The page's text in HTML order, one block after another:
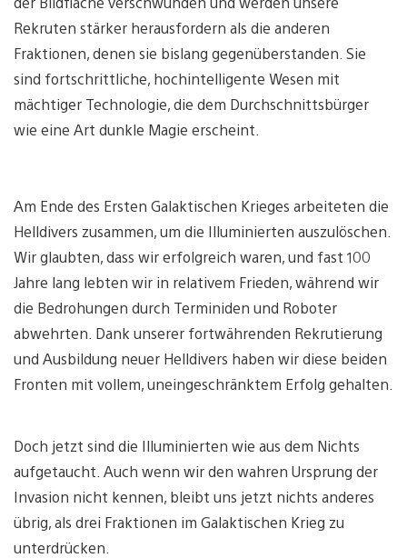
Rekruten stärker herausfordern als die anderen
Fraktionen, denen sie bislang gegenüberstanden. Sie
sind fortschrittliche, hochintelligente Wesen mit
mächtiger Technologie, die dem Durchschnittsbürger
wie eine Art dunkle Magie erscheint.
Am Ende des Ersten Galaktischen Krieges arbeiteten die
Helldivers zusammen, um die Illuminierten auszulöschen.
Wir glaubten, dass wir erfolgreich waren, und fast 100
Jahre lang lebten wir in relativem Frieden, während wir
die Bedrohungen durch Terminiden und Roboter
abwehrten. Dank unserer fortwährenden Rekrutierung
und Ausbildung neuer Helldivers haben wir diese beiden
Fronten mit vollem, uneingeschränktem Erfolg gehalten.
Doch jetzt sind die Illuminierten wie aus dem Nichts
aufgetaucht. Auch wenn wir den wahren Ursprung der
Invasion nicht kennen, bleibt uns jetzt nichts anderes
übrig, als drei Fraktionen im Galaktischen Krieg zu
unterdrücken.